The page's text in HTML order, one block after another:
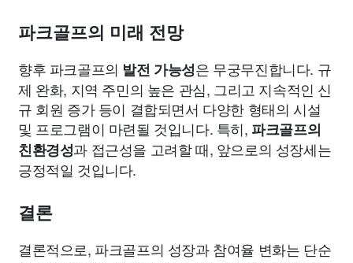
파크골프의 미래 전망
향후 파크골프의 발전 가능성은 무궁무진합니다. 규
제 완화, 지역 주민의 높은 관심, 그리고 지속적인 신
규 회원 증가 등이 결합되면서 다양한 형태의 시설
및 프로그램이 마련될 것입니다. 특히, 파크골프의
친환경성과 접근성을 고려할 때, 앞으로의 성장세는
긍정적일 것입니다.
결론
결론적으로, 파크골프의 성장과 참여율 변화는 단순